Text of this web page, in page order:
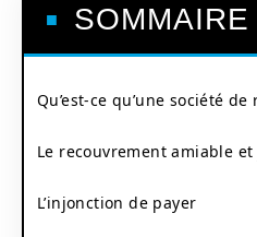
SOMMAIRE
Qu’est-ce qu’une société de
Le recouvrement amiable
L’injonction de payer